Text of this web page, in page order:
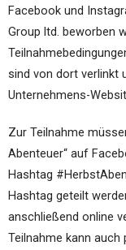
Facebook und
Group ltd. beworben
sind von dort verlinkt
Unternehmens-
Zur Teilnahme
Abenteuer“ auf
Hashtag
Hashtag geteilt
anschließend online
Teilnahme kann auch